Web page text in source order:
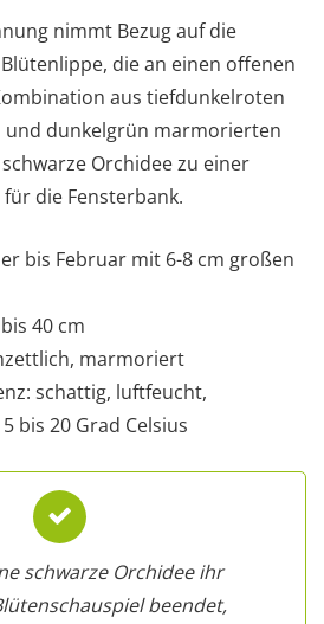
nimmt Bezug auf die
die an einen offenen
aus tiefdunkelroten
und dunkelgrün marmorierten
Orchidee zu einer
die Fensterbank.
bis Februar mit 6-8 cm großen
40 cm
marmoriert
schattig, luftfeucht,
bis 20 Grad Celsius
schwarze Orchidee ihr
beendet,